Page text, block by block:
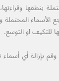
بنطقها
الأسماء
للتكيف او التوسع.
وقم بإزالة أي